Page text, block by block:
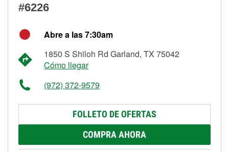
#6226
Abre a las 7:30am
1850 S Shiloh Rd Garland, TX 75042
Cómo llegar
(972) 372-9579
FOLLETO DE OFERTAS
COMPRA AHORA